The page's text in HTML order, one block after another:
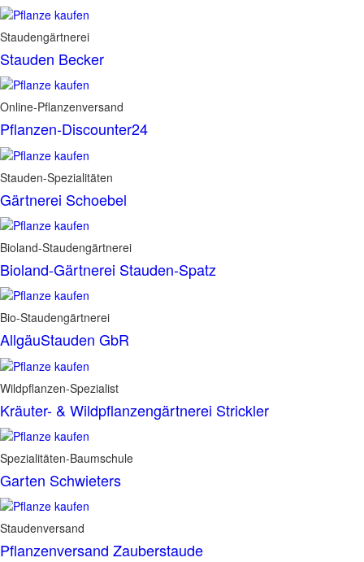
Staudengärtnerei
Stauden Becker
Online-Pflanzenversand
Pflanzen-Discounter24
Stauden-Spezialitäten
Gärtnerei Schoebel
Bioland-Staudengärtnerei
Bioland-Gärtnerei Stauden-Spatz
Bio-Staudengärtnerei
AllgäuStauden GbR
Wildpflanzen-Spezialist
Kräuter- & Wildpflanzengärtnerei Strickler
Spezialitäten-Baumschule
Garten Schwieters
Staudenversand
Pflanzenversand Zauberstaude